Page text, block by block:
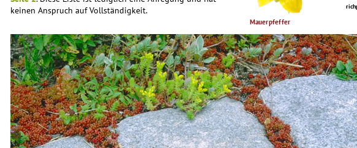
Mauerpfeffer
keinen Anspruch auf Vollständigkeit.